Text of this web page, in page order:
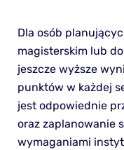
Dla osób
magisterskim lub
jeszcze wyższe
punktów w każdej
jest odpowiednie
oraz zaplanowanie
wymaganiami